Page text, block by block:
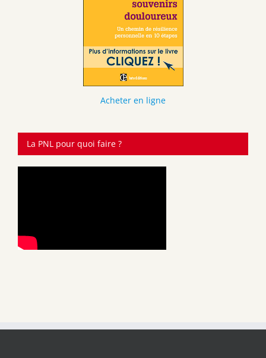
Acheter en ligne
La PNL pour quoi faire ?